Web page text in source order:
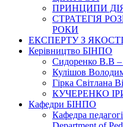
ПРИНЦИПИ
СТРАТЕГІЯ
РОКИ
ЕКСПЕРТУ З
Керівництво БІНПО
Сидоренко В.В –
Кулішов
Гірка Світлана
КУЧЕРЕНКО
Кафедри БІНПО
Кафедра